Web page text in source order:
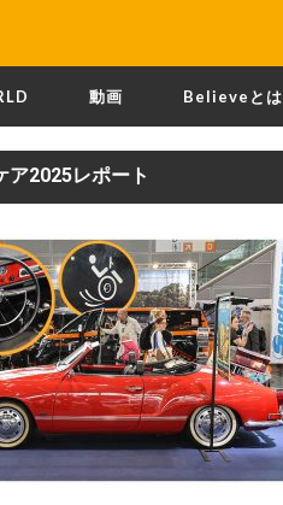
動画 Believeとは
ア2025レポート